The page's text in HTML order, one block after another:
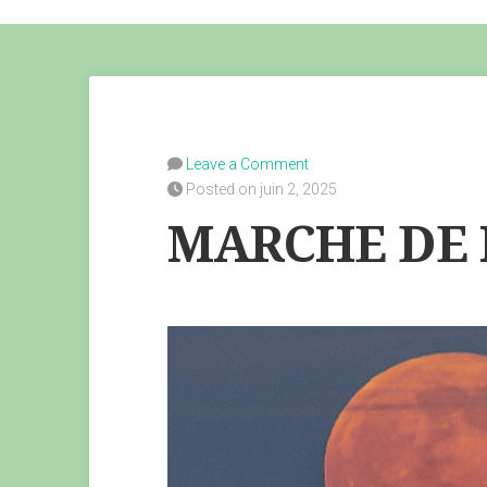
Leave a Comment
Posted on juin 2, 2025
MARCHE DE